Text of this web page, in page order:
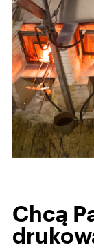
Chcą